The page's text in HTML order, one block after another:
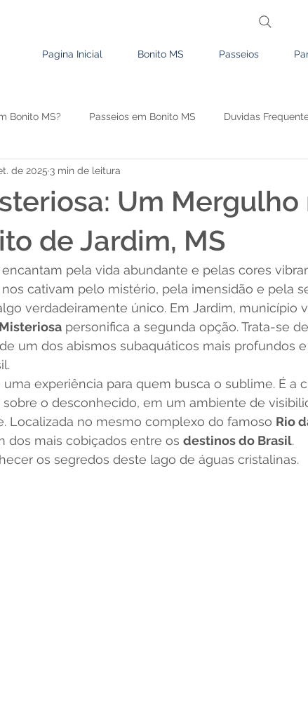
Pagina Inicial Bonito MS Passeios
Bonito MS? Passeios em Bonito MS Duvidas
e Serviços em Bonito
Um Mergulho
de Jardim, MS
de 2025 3 min de leitura
pela vida abundante e pelas cores
cativam pelo mistério, pela imensidão e pela
verdadeiramente único. Em Jardim, município
personifica a segunda opção. Trata-se
um dos abismos subaquáticos mais profundos
uma experiência para quem busca o sublime. É a
o desconhecido, em um ambiente de
Localizada no mesmo complexo do famoso Rio
dos mais cobiçados entre os destinos do Brasil.
os segredos deste lago de águas cristalinas.